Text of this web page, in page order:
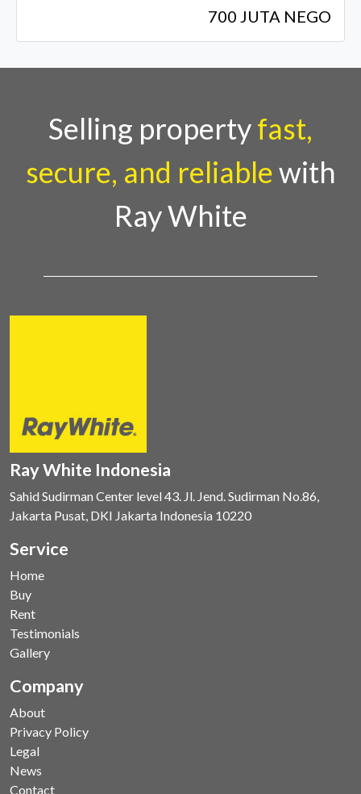
700 JUTA NEGO
Selling propertyfast,
secure, and reliablewith
Ray White
Ray White Indonesia
Sahid Sudirman Center level 43. Jl. Jend. Sudirman No.86,
Jakarta Pusat, DKI Jakarta Indonesia 10220
Service
Home
Buy
Rent
Testimonials
Gallery
Company
About
Privacy Policy
Legal
News
Contact